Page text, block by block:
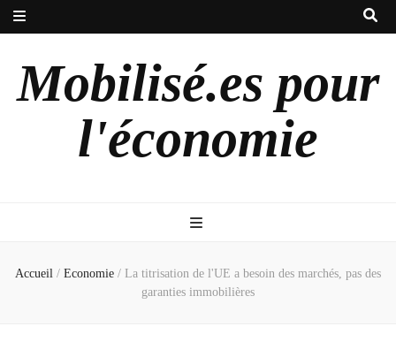
Mobilisé.es pour
l'économie
Accueil / Economie / La titrisation de l'UE a besoin des marchés, pas des
garanties immobilières